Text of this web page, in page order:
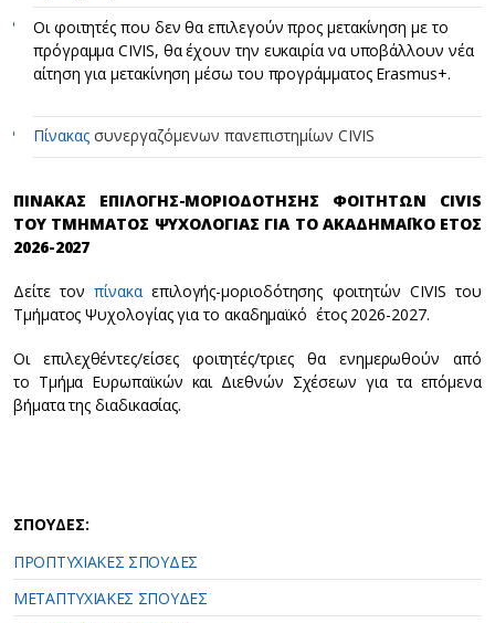
Οι φοιτητές που δεν θα επιλεγούν προς μετακίνηση με το
πρόγραμμα CIVIS, θα έχουν την ευκαιρία να υποβάλλουν νέα
αίτηση για μετακίνηση μέσω του προγράμματος Erasmus+.
Πίνακας συνεργαζόμενων πανεπιστημίων CIVIS
ΠΙΝΑΚΑΣ ΕΠΙΛΟΓΗΣ-ΜΟΡΙΟΔΟΤΗΣΗΣ ΦΟΙΤΗΤΩΝ CIVIS
ΤΟΥ ΤΜΗΜΑΤΟΣ ΨΥΧΟΛΟΓΙΑΣ ΓΙΑ ΤΟ ΑΚΑΔΗΜΑΪΚΟ ΕΤΟΣ
2026-2027
Δείτε τονπίνακαεπιλογής-μοριοδότησης φοιτητών CIVIS του
Τμήματος Ψυχολογίας για το ακαδημαϊκό έτος 2026-2027.
Οι επιλεχθέντες/είσες φοιτητές/τριες θα ενημερωθούν από
το Τμήμα Ευρωπαϊκών και Διεθνών Σχέσεων για τα επόμενα
βήματα της διαδικασίας.
ΣΠΟΥΔΕΣ:
ΠΡΟΠΤΥΧΙΑΚΕΣ ΣΠΟΥΔΕΣ
ΜΕΤΑΠΤΥΧΙΑΚΕΣ ΣΠΟΥΔΕΣ